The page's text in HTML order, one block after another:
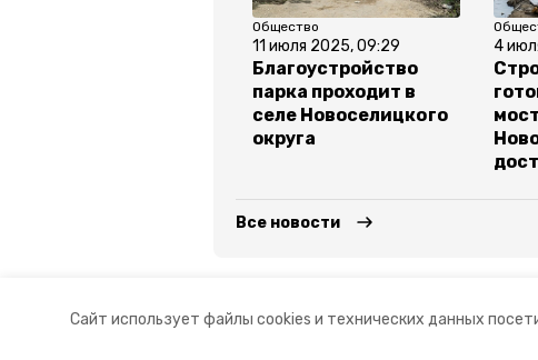
Сайт использует файлы cookies и технических данных
Общество
11 июля 2025, 09:29
Благоустройство
парка проходит в
селе Новоселицкого
округа
4
Все новости